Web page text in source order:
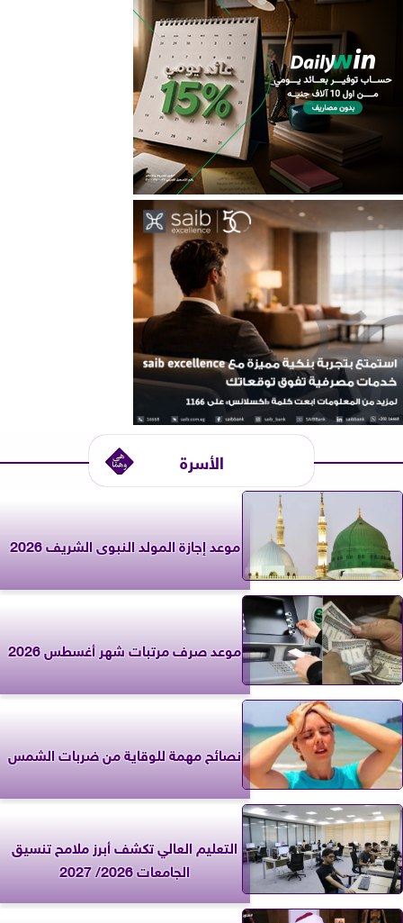
الأسرة
موعد إجازة المولد النبوى الشريف 2026
موعد صرف مرتبات شهر أغسطس 2026
نصائح مهمة للوقاية من ضربات الشمس
التعليم العالي تكشف أبرز ملامح تنسيق
الجامعات 2026/ 2027